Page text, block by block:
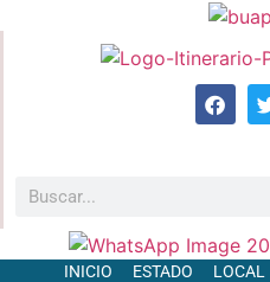
INICIO ESTADO LOCAL